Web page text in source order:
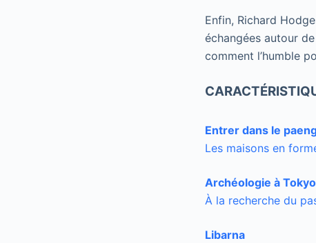
Enfin, Richard
échangées autour
comment l’humble
Entrer dans le
Les maisons en
Archéologie à Tokyo
À la recherche du
Libarna